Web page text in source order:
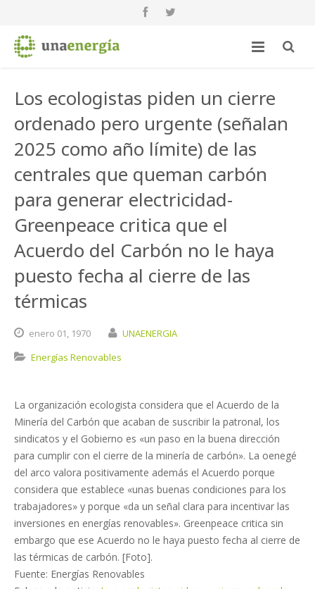
Los ecologistas piden un cierre
ordenado pero urgente (señalan
2025 como año límite) de las
centrales que queman carbón
para generar electricidad-
Greenpeace critica que el
Acuerdo del Carbón no le haya
puesto fecha al cierre de las
térmicas
enero 01, 1970
UNAENERGIA
Energías Renovables
La organización ecologista considera que el Acuerdo de la
Minería del Carbón que acaban de suscribir la patronal, los
sindicatos y el Gobierno es «un paso en la buena dirección
para cumplir con el cierre de la minería de carbón». La oenegé
del arco valora positivamente además el Acuerdo porque
considera que establece «unas buenas condiciones para los
trabajadores» y porque «da un señal clara para incentivar las
inversiones en energías renovables». Greenpeace critica sin
embargo que ese Acuerdo no le haya puesto fecha al cierre de
las térmicas de carbón. [Foto].
Fuente: Energías Renovables